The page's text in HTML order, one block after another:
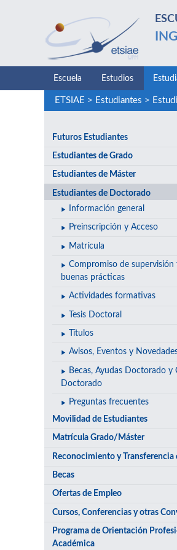
Escuela Estudios
ETSIAE > Estudiantes >
Futuros Estudiantes
Estudiantes de Grado
Estudiantes de Máster
Estudiantes de Doctorado
Información general
Preinscripción y Acceso
Matrícula
Compromiso de supervisión
buenas prácticas
Actividades formativas
Tesis Doctoral
Títulos
Avisos, Eventos y
Becas, Ayudas Doctorado y
Doctorado
Preguntas frecuentes
Movilidad de Estudiantes
Matrícula Grado/Máster
Reconocimiento y Transferencia
Becas
Ofertas de Empleo
Cursos, Conferencias y otras
Programa de Orientación
Académica